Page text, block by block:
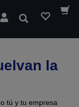
Buscar
la
tú y tu empresa